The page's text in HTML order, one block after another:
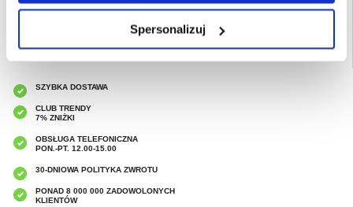
Spersonalizuj
SZYBKA DOSTAWA
CLUB TRENDY
7% ZNIŻKI
OBSŁUGA TELEFONICZNA
PON.-PT. 12.00-15.00
30-DNIOWA POLITYKA ZWROTU
PONAD 8 000 000 ZADOWOLONYCH
KLIENTÓW